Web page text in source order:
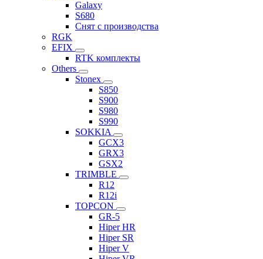
Galaxy
S680
Снят с производства
RGK
EFIX
RTK комплекты
Others
Stonex
S850
S900
S980
S990
SOKKIA
GCX3
GRX3
GSX2
TRIMBLE
R12
R12i
TOPCON
GR-5
Hiper HR
Hiper SR
Hiper V